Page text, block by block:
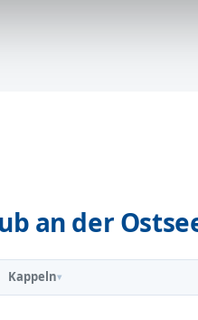
an der
Kappeln▾